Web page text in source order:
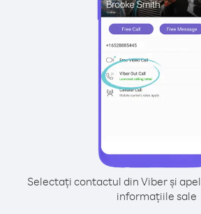
Selectați contactul din Viber și
informațiile sale